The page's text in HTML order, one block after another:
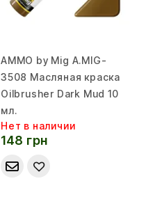
AMMO by Mig A.MIG-
3508 Масляная краска
Oilbrusher Dark Mud 10
мл.
Нет в наличии
148 грн